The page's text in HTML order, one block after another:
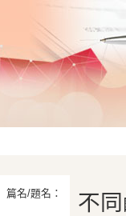
篇名/題名：
不